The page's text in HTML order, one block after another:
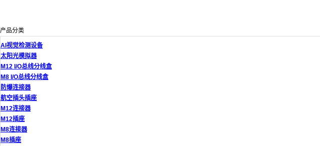
产品分类
AI视觉检测设备
太阳光模拟器
M12 I/O总线分线盒
M8 I/O总线分线盒
防爆连接器
航空插头插座
M12连接器
M12插座
M8连接器
M8插座